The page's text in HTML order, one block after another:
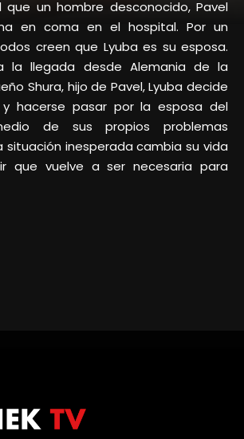
un hombre desconocido, Pavel
en coma en el hospital. Por un
creen que Lyuba es su esposa.
la llegada desde Alemania de la
Shura, hijo de Pavel, Lyuba decide
hacerse pasar por la esposa del
de sus propios problemas
situación inesperada cambia su vida
que vuelve a ser necesaria para